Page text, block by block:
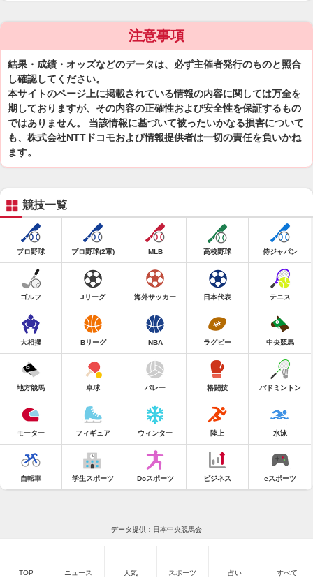
注意事項
結果・成績・オッズなどのデータは、必ず主催者発行のものと照合
し確認してください。
本サイトのページ上に掲載されている情報の内容に関しては万全を
期しておりますが、その内容の正確性および安全性を保証するもの
ではありません。 当該情報に基づいて被ったいかなる損害について
も、株式会社NTTドコモおよび情報提供者は一切の責任を負いかね
ます。
競技一覧
プロ野球 プロ野球(2軍) MLB 高校野球 侍ジャパン
ゴルフ Jリーグ 海外サッカー 日本代表 テニス
大相撲 Bリーグ NBA ラグビー 中央競馬
地方競馬 卓球 バレー 格闘技 バドミントン
モーター フィギュア ウィンター 陸上 水泳
自転車 学生スポーツ Doスポーツ ビジネス eスポーツ
データ提供：日本中央競馬会
TOP ニュース 天気 スポーツ 占い すべて